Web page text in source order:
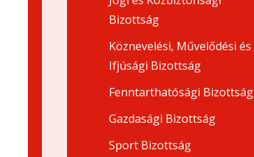
Bizottság
Köznevelési, Művelődési és
Ifjúsági Bizottság
Fenntarthatósági Bizottság
Gazdasági Bizottság
Sport Bizottság